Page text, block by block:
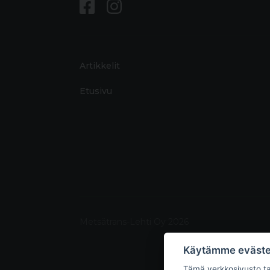
Artikkelit
Etusivu
Käytämme